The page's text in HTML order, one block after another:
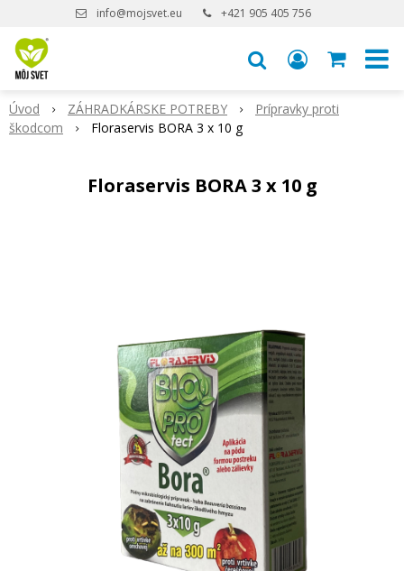
info@mojsvet.eu +421 905 405 756
Úvod ZÁHRADKÁRSKE POTREBY
Prípravky proti
škodcom
Floraservis BORA 3 x 10 g
Floraservis BORA 3 x 10 g